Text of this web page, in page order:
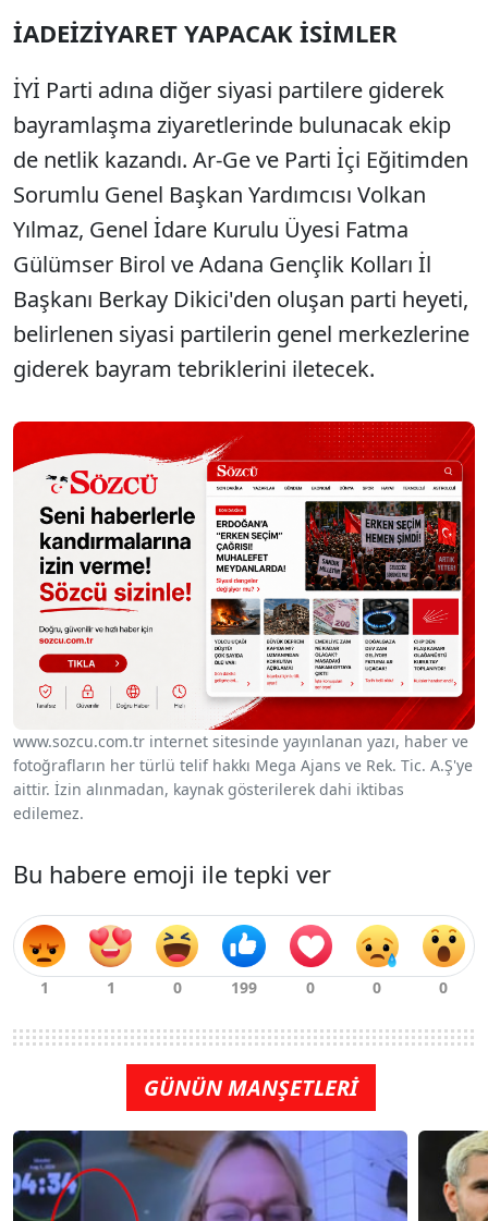
İADEİZİYARET YAPACAK İSİMLER
İYİ Parti adına diğer siyasi partilere giderek
bayramlaşma ziyaretlerinde bulunacak ekip
de netlik kazandı. Ar-Ge ve Parti İçi Eğitimden
Sorumlu Genel Başkan Yardımcısı Volkan
Yılmaz, Genel İdare Kurulu Üyesi Fatma
Gülümser Birol ve Adana Gençlik Kolları İl
Başkanı Berkay Dikici'den oluşan parti heyeti,
belirlenen siyasi partilerin genel merkezlerine
giderek bayram tebriklerini iletecek.
www.sozcu.com.tr internet sitesinde yayınlanan yazı, haber ve
fotoğrafların her türlü telif hakkı Mega Ajans ve Rek. Tic. A.Ş'ye
aittir. İzin alınmadan, kaynak gösterilerek dahi iktibas
edilemez.
Bu habere emoji ile tepki ver
GÜNÜN MANŞETLERİ